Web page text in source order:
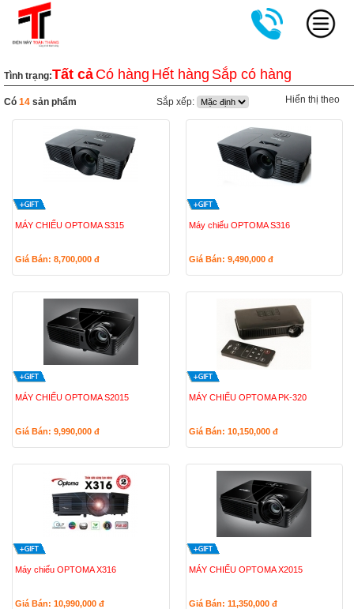
Tình trạng:Tất cả Có hàng Hết hàng Sắp có hàng
Có 14 sản phẩm Sắp xếp: Hiển thị theo
MÁY CHIẾU OPTOMA S315
Giá Bán: 8,700,000 đ
Máy chiếu OPTOMA S316
Giá Bán: 9,490,000 đ
MÁY CHIẾU OPTOMA S2015
Giá Bán: 9,990,000 đ
MÁY CHIẾU OPTOMA PK-320
Giá Bán: 10,150,000 đ
Máy chiếu OPTOMA X316
Giá Bán: 10,990,000 đ
MÁY CHIẾU OPTOMA X2015
Giá Bán: 11,350,000 đ